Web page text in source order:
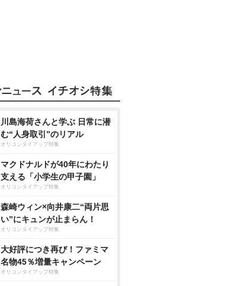
川島海荷さんと学ぶ 日常に潜
む“人身取引”のリアル
オリコンタイアップ特集
マクドナルドが40年にわたり
支える「小学生の甲子園」
オリコンタイアップ特集
森崎ウィン×向井康二“両片思
い”にキュンが止まらん！
オリコンタイアップ特集
大好評につき再び！ファミマ
名物45％増量キャンペーン
オリコンタイアップ特集